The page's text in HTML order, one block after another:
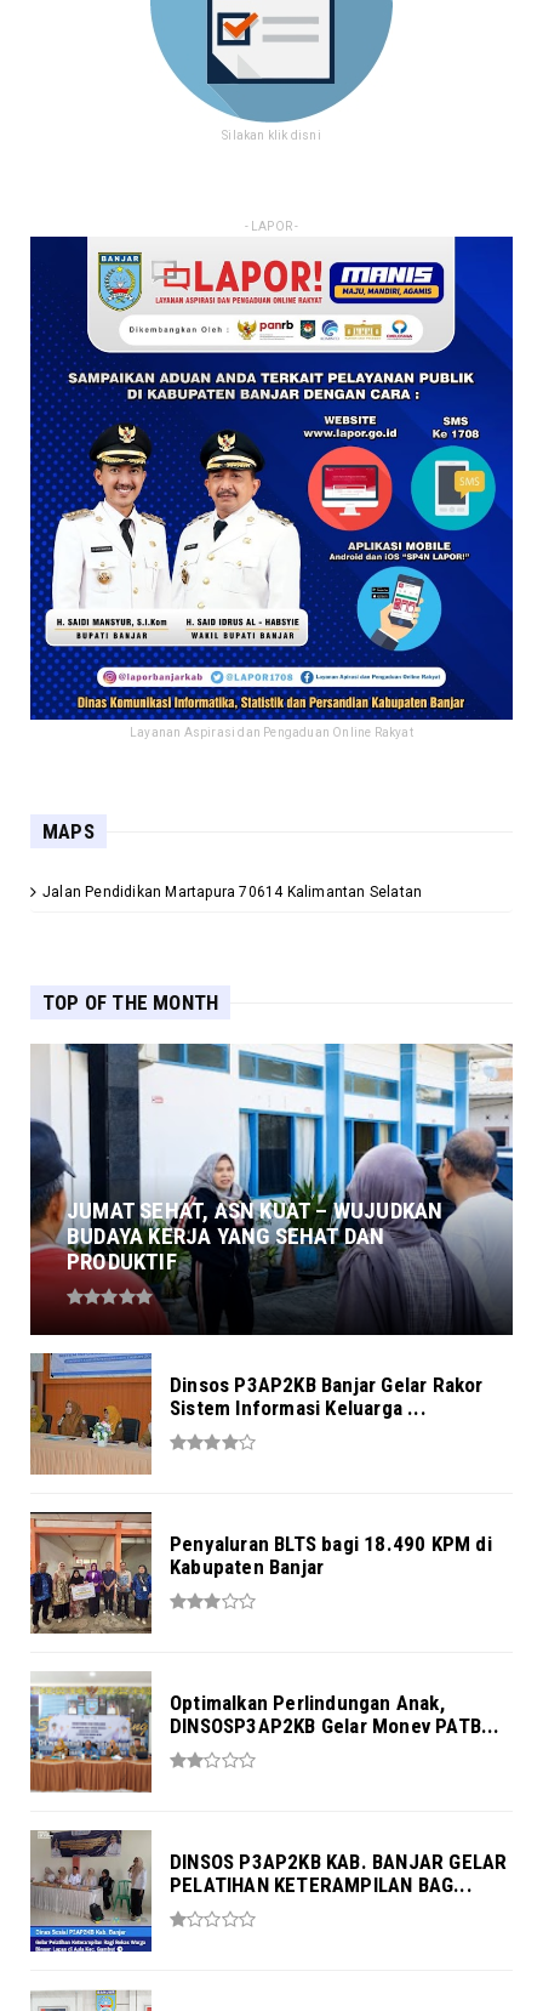
Silakan klik disni
- LAPOR -
Layanan Aspirasi dan Pengaduan Online Rakyat
MAPS
Jalan Pendidikan Martapura 70614 Kalimantan Selatan
TOP OF THE MONTH
JUMAT SEHAT, ASN KUAT – WUJUDKAN
BUDAYA KERJA YANG SEHAT DAN
PRODUKTIF
Dinsos P3AP2KB Banjar Gelar Rakor
Sistem Informasi Keluarga ...
Penyaluran BLTS bagi 18.490 KPM di
Kabupaten Banjar
Optimalkan Perlindungan Anak,
DINSOSP3AP2KB Gelar Monev PATB...
DINSOS P3AP2KB KAB. BANJAR GELAR
PELATIHAN KETERAMPILAN BAG...